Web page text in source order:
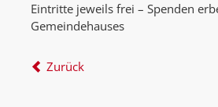
Eintritte jeweils frei – Spenden
Gemeindehauses
Zurück